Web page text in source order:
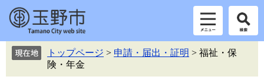
トップページ > 申請・届出・証明 > 福祉・保
険・年金